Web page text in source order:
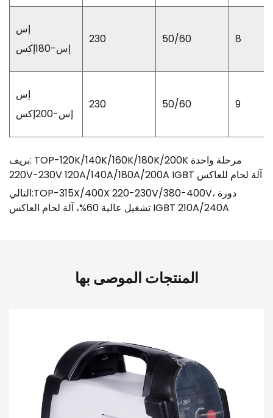
إس
إس-180إكس
230 50/60 8
إس
إس-200إكس
230 50/60 9
بريف: TOP-120K/140K/160K/180K/200K مرحلة واحدة
220V-230V 120A/140A/180A/200A IGBT آلة لحام للعاكس
التالي:TOP-315X/400X 220-230V/380-400V، دورة
تشغيل عالية 60%، آلة لحام العاكس IGBT 210A/240A
المنتجات الموصى بها